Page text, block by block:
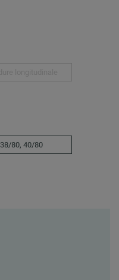
38/80, 40/80